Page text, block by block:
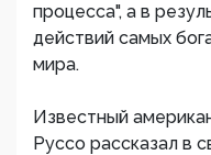
процесса", а в
действий самых
мира.
Известный
Руссо рассказал в